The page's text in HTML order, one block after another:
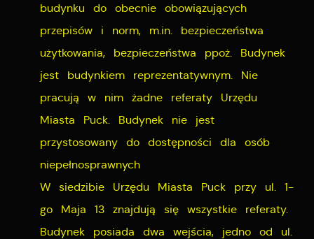
budynku do obecnie obowiązujących
przepisów i norm, m.in. bezpieczeństwa
użytkowania, bezpieczeństwa ppoż. Budynek
jest budynkiem reprezentatywnym. Nie
pracują w nim żadne referaty Urzędu
Miasta Puck. Budynek nie jest
przystosowany do dostępności dla osób
niepełnosprawnych
W siedzibie Urzędu Miasta Puck przy ul. 1-
go Maja 13 znajdują się wszystkie referaty.
Budynek posiada dwa wejścia, jedno od ul.